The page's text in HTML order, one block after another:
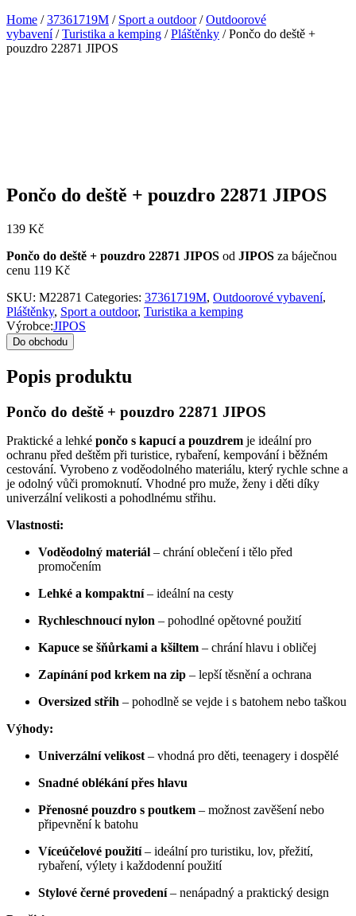
Home /37361719M / Sport a outdoor/Outdoorové
vybavení/Turistika a kemping /Pláštěnky / Pončo do deště +
pouzdro 22871 JIPOS
Pončo do deště + pouzdro 22871 JIPOS
139 Kč
Pončo do deště + pouzdro 22871 JIPOS od JIPOS za báječnou
cenu 119 Kč
SKU: M22871 Categories: 37361719M, Outdoorové vybavení,
Pláštěnky, Sport a outdoor, Turistika a kemping
Výrobce:JIPOS
Do obchodu
Popis produktu
Pončo do deště + pouzdro 22871 JIPOS
Praktické a lehké pončo s kapucí a pouzdrem je ideální pro
ochranu před deštěm při turistice, rybaření, kempování i běžném
cestování. Vyrobeno z voděodolného materiálu, který rychle schne a
je odolný vůči promoknutí. Vhodné pro muže, ženy i děti díky
univerzální velikosti a pohodlnému střihu.
Vlastnosti:
Voděodolný materiál – chrání oblečení i tělo před
promočením
Lehké a kompaktní– ideální na cesty
Rychleschnoucí nylon – pohodlné opětovné použití
Kapuce se šňůrkami a kšiltem – chrání hlavu i obličej
Zapínání pod krkem na zip – lepší těsnění a ochrana
Oversized střih – pohodlně se vejde i s batohem nebo taškou
Výhody:
Univerzální velikost – vhodná pro děti, teenagery i dospělé
Snadné oblékání přes hlavu
Přenosné pouzdro s poutkem – možnost zavěšení nebo
připevnění k batohu
Víceúčelové použití– ideální pro turistiku, lov, přežití,
rybaření, výlety i každodenní použití
Stylové černé provedení– nenápadný a praktický design